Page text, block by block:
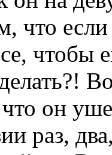
что
чтобы
что он
раз,